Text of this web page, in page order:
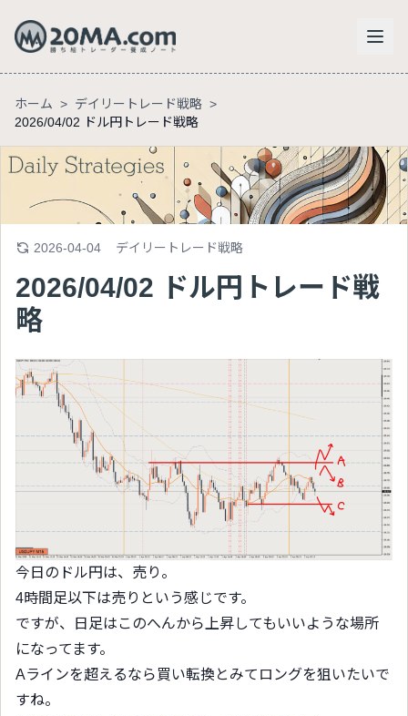
ホーム > デイリートレード戦略 >
2026/04/02 ドル円トレード戦略
2026-04-04 デイリートレード戦略
2026/04/02 ドル円トレード戦
略
今日のドル円は、売り。
4時間足以下は売りという感じです。
ですが、日足はこのへんから上昇してもいいような場所
になってます。
Aラインを超えるなら買い転換とみてロングを狙いたいで
すね。